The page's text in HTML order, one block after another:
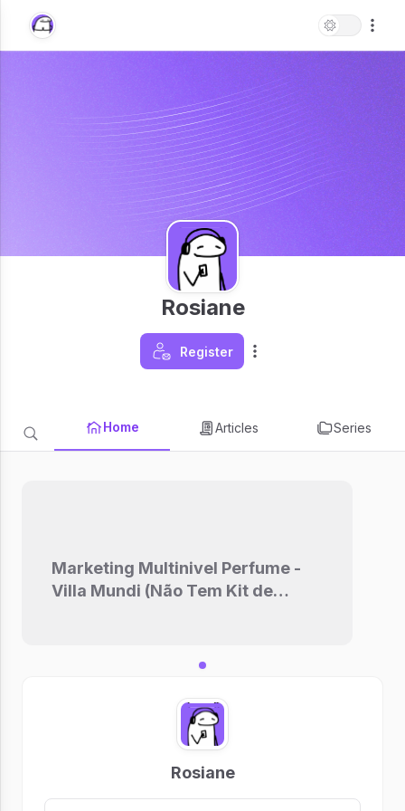
Rosiane
Register
Home Articles Series
Marketing Multinivel Perfume -
Villa Mundi (Não Tem Kit de
Rosiane